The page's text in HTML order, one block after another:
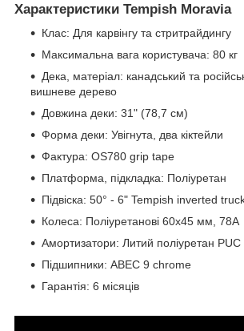
Характеристики Tempish Moravia
Клас: Для карвінгу та стритрайдингу
Максимальна вага користувача: 80 кг
Дека, матеріал: канадський та
вишневе дерево
Довжина деки: 31" (78,7 см)
Форма деки: Увігнута, два кіктейли
Фактура: OS780 grip tape
Платформа, підкладка: Поліуретан
Підвіска: 50° - 6" Tempish inverted
Колеса: Поліуретанові 60х45 мм, 78А
Амортизатори: Литий поліуретан
Підшипники: ABEC 9 chrome
Гарантія: 6 місяців